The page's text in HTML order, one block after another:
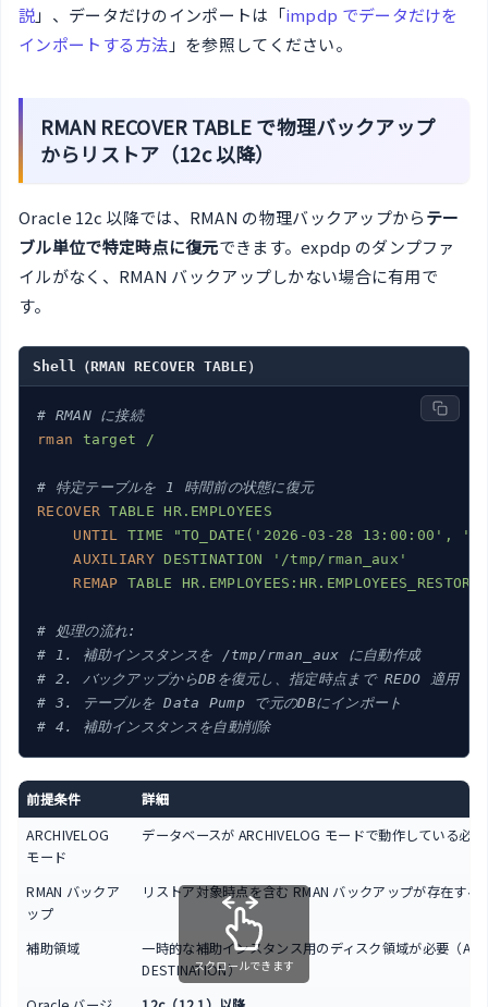
説」、データだけのインポートは「impdp でデータだけを
インポートする方法 」を参照してください。
RMAN RECOVER TABLE で物理バックアップ
からリストア（12c 以降）
Oracle 12c 以降では、RMAN の物理バックアップからテー
ブル単位で特定時点に復元できます。expdp のダンプファ
イルがなく、RMAN バックアップしかない場合に有用で
す。
Shell（RMAN RECOVER TABLE）
# RMAN に接続
rman
target /
# 特定テーブルを 1 時間前の状態に復元
RECOVER
TABLE HR.EMPLOYEES
UNTIL
TIME "TO_DATE('2026-03-28 13:00:00',
AUXILIARY
DESTINATION '/tmp/rman_aux'
REMAP
TABLE
# 処理の流れ:
# 1. 補助インスタンスを /tmp/rman_aux に自動作成
# 2. バックアップからDBを復元し、指定時点まで REDO 適用
# 3. テーブルを Data Pump で元のDBにインポート
# 4. 補助インスタンスを自動削除
前提条件
詳細
ARCHIVELOG
モード
データベースが ARCHIVELOG モードで動作している必
RMAN バックア
ップ
リストア対象時点を含む RMAN バックアップが存在する
補助領域
一時的な補助インスタンス用のディスク領域が必要（
DESTINATION）スクロールできます